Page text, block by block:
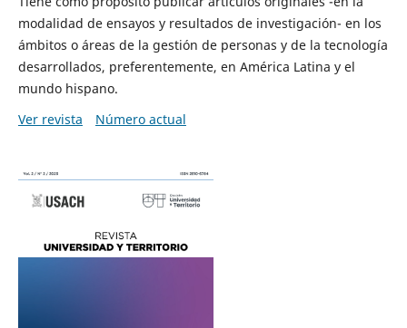
modalidad de ensayos y resultados de investigación- en los
ámbitos o áreas de la gestión de personas y de la tecnología
desarrollados, preferentemente, en América Latina y el
mundo hispano.
Ver revista
Número actual